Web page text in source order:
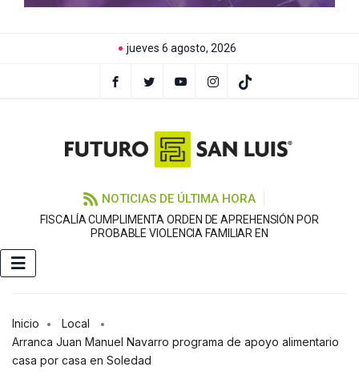
jueves 6 agosto, 2026
NOTICIAS DE ÚLTIMA HORA
FISCALÍA CUMPLIMENTA ORDEN DE APREHENSIÓN POR
PROBABLE VIOLENCIA FAMILIAR EN
Inicio
Local
Arranca Juan Manuel Navarro programa de apoyo alimentario
casa por casa en Soledad